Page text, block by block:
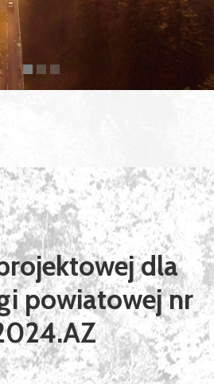
dla
powiatowej nr